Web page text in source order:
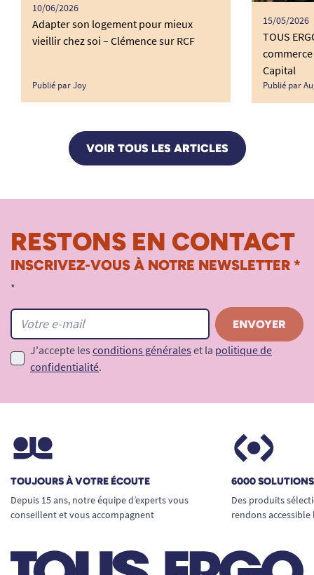
10/06/2026
Adapter son logement pour mieux
vieillir chez soi – Clémence sur RCF
Publié par Joy
15/05/2026
TOUS
Capital
Publié par
VOIR TOUS LES ARTICLES
RESTONS EN CONTACT
INSCRIVEZ-VOUS À NOTRE NEWSLETTER *
*
J'accepte les conditions générales et la politique de
confidentialité.
TOUJOURS À VOTRE ÉCOUTE
Depuis 15 ans, notre équipe d’experts vous
conseillent et vous accompagnent
6000
Des produits
rendons